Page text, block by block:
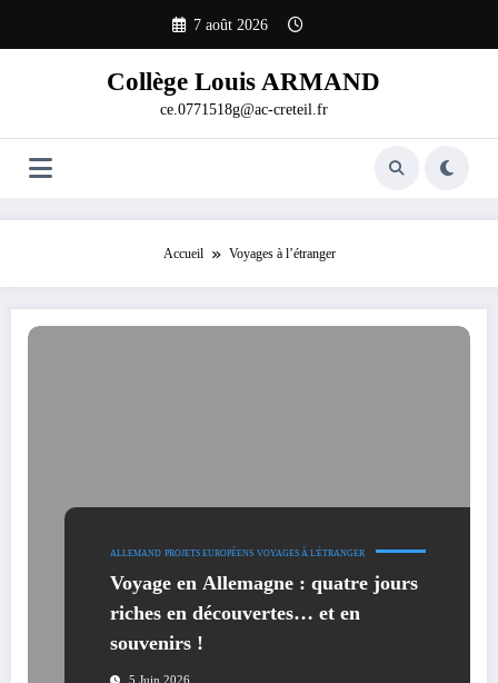
contenu
7 août 2026
Collège Louis ARMAND
ce.0771518g@ac-creteil.fr
Accueil Voyages à l’étranger
ALLEMAND PROJETS EUROPÉENS VOYAGES À L'ÉTRANGER
Voyage en Allemagne : quatre jours
riches en découvertes… et en
souvenirs !
5 Juin 2026